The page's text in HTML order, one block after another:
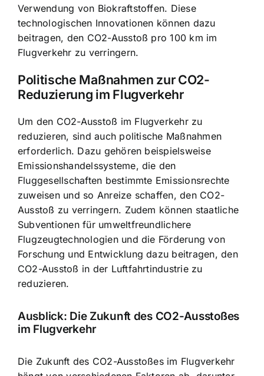
Verwendung von Biokraftstoffen. Diese
technologischen Innovationen können dazu
beitragen, den CO2-Ausstoß pro 100 km im
Flugverkehr zu verringern.
Politische Maßnahmen zur CO2-
Reduzierung im Flugverkehr
Um den CO2-Ausstoß im Flugverkehr zu
reduzieren, sind auch politische Maßnahmen
erforderlich. Dazu gehören beispielsweise
Emissionshandelssysteme, die den
Fluggesellschaften bestimmte Emissionsrechte
zuweisen und so Anreize schaffen, den CO2-
Ausstoß zu verringern. Zudem können staatliche
Subventionen für umweltfreundlichere
Flugzeugtechnologien und die Förderung von
Forschung und Entwicklung dazu beitragen, den
CO2-Ausstoß in der Luftfahrtindustrie zu
reduzieren.
Ausblick: Die Zukunft des CO2-Ausstoßes
im Flugverkehr
Die Zukunft des CO2-Ausstoßes im Flugverkehr